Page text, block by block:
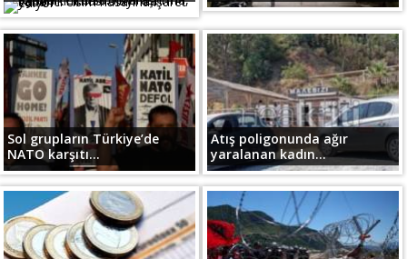
Sol grupların Türkiye’de
NATO karşıtı...
Atış poligonunda ağır
yaralanan kadın...